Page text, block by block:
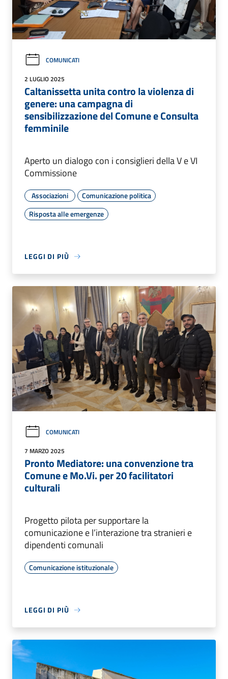
COMUNICATI
2 LUGLIO 2025
Caltanissetta unita contro la violenza di
genere: una campagna di
sensibilizzazione del Comune e Consulta
femminile
Aperto un dialogo con i consiglieri della V e VI
Commissione
Associazioni
Comunicazione politica
Risposta alle emergenze
LEGGI DI PIÙ
COMUNICATI
7 MARZO 2025
Pronto Mediatore: una convenzione tra
Comune e Mo.Vi. per 20 facilitatori
culturali
Progetto pilota per supportare la
comunicazione e l’interazione tra stranieri e
dipendenti comunali
Comunicazione istituzionale
LEGGI DI PIÙ